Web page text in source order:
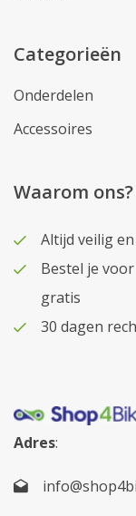
Categorieën
Onderdelen
Accessoires
Waarom ons?
Altijd veilig
Bestel je
gratis
30 dagen
Adres: